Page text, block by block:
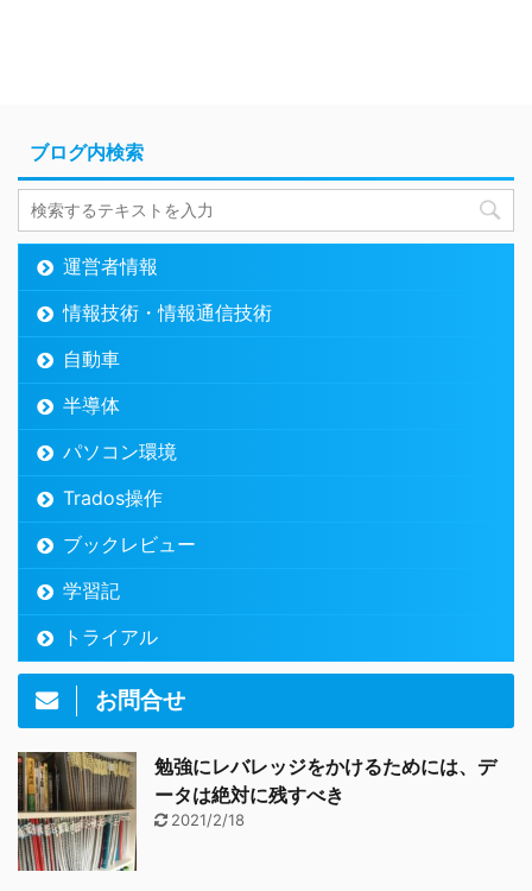
ブログ内検索
運営者情報
情報技術・情報通信技術
自動車
半導体
パソコン環境
Trados操作
ブックレビュー
学習記
トライアル
お問合せ
勉強にレバレッジをかけるためには、デ
ータは絶対に残すべき
2021/2/18